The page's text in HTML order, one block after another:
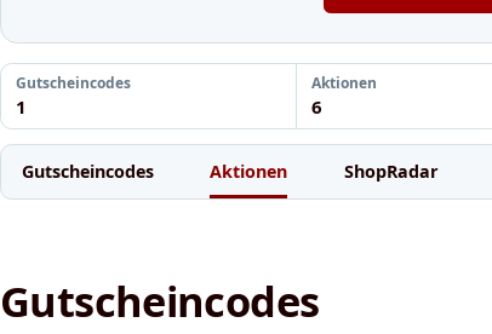
Gutscheincodes
1
Aktionen
6
Gutscheincodes Aktionen ShopRadar
Gutscheincodes